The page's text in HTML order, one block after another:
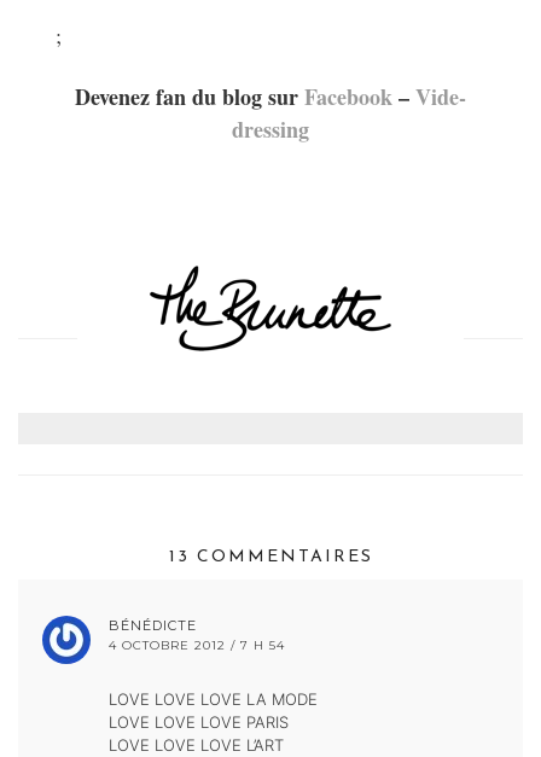
;
Devenez fan du blog surFacebook–Vide-
dressing
13 COMMENTAIRES
BÉNÉDICTE
4 OCTOBRE 2012 / 7 H 54
LOVE LOVE LOVE LA MODE
LOVE LOVE LOVE PARIS
LOVE LOVE LOVE L’ART